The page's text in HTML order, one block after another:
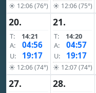
☀ 12:06 (76°) ☀ 12:06 (75°)
20.
T:
14:21
A:
04:56
U: 19:17
☀ 12:06 (74°)
21.
T:
14:20
A:
04:57
U: 19:17
☀ 12:07 (74°)
27. 28.